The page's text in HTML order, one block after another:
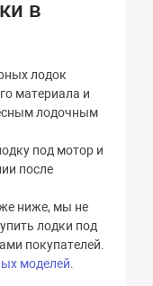
в
лодок
материала и
лодочным
под мотор и
после
ниже, мы не
лодки под
покупателей.
моделей